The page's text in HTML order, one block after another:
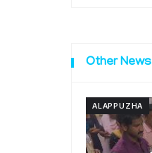
Other News